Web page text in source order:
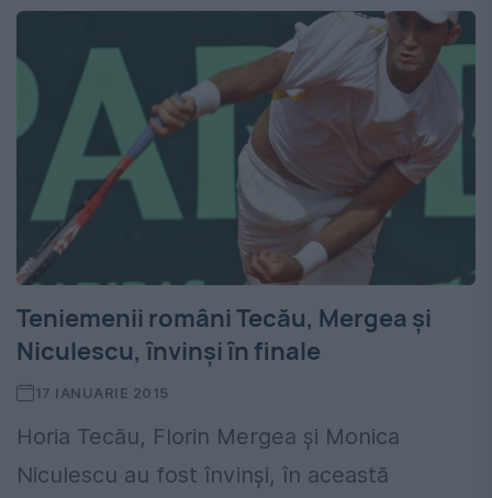
Teniemenii români Tecău, Mergea şi
Niculescu, învinşi în finale
17 IANUARIE 2015
Horia Tecău, Florin Mergea şi Monica
Niculescu au fost învinşi, în această